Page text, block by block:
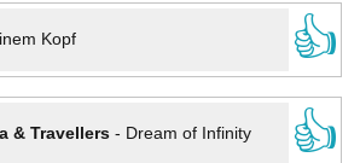
Kopf
👍
& Travellers- Dream of Infinity
👍